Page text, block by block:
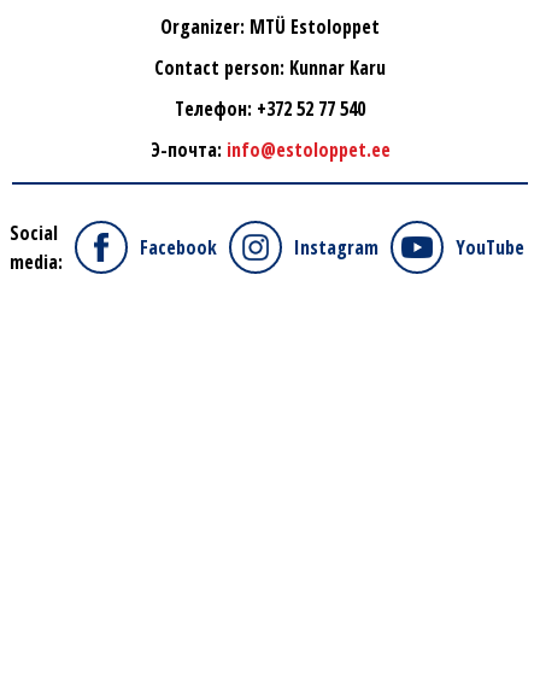
Organizer: MTÜ Estoloppet
Contact person: Kunnar Karu
Tелефон: +372 52 77 540
Э-почта: info@estoloppet.ee
Social
media:
Facebook Instagram YouTube